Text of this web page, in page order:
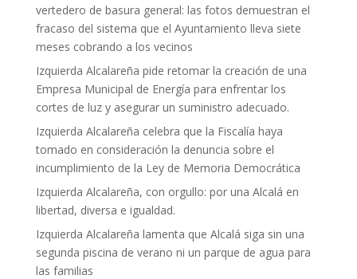
vertedero de basura general: las fotos demuestran el
fracaso del sistema que el Ayuntamiento lleva siete
meses cobrando a los vecinos
Izquierda Alcalareña pide retomar la creación de una
Empresa Municipal de Energía para enfrentar los
cortes de luz y asegurar un suministro adecuado.
Izquierda Alcalareña celebra que la Fiscalía haya
tomado en consideración la denuncia sobre el
incumplimiento de la Ley de Memoria Democrática
Izquierda Alcalareña, con orgullo: por una Alcalá en
libertad, diversa e igualdad.
Izquierda Alcalareña lamenta que Alcalá siga sin una
segunda piscina de verano ni un parque de agua para
las familias